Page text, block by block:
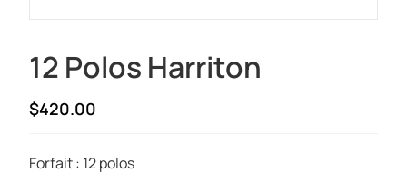
12 Polos Harriton
$420.00
Forfait : 12 polos